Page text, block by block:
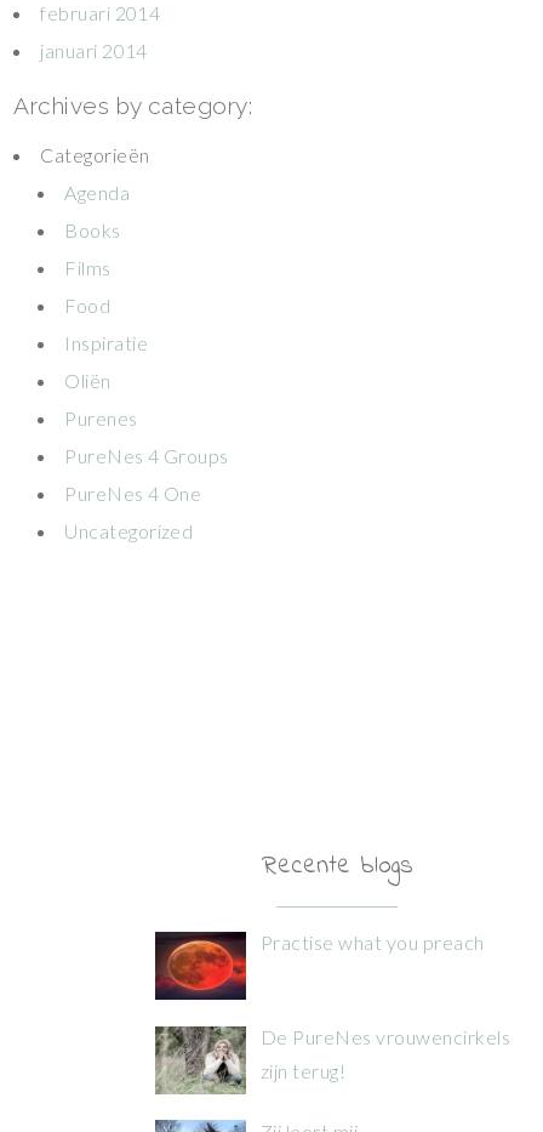
februari 2014
januari 2014
Archives by category:
Categorieën
Agenda
Books
Films
Food
Inspiratie
Oliën
Purenes
PureNes 4 Groups
PureNes 4 One
Uncategorized
Recente blogs
Practise what you preach
De PureNes vrouwencirkels
zijn terug!